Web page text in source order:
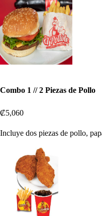
Combo 1 // 2 Piezas de Pollo
₡5,060
Incluye dos piezas de pollo,